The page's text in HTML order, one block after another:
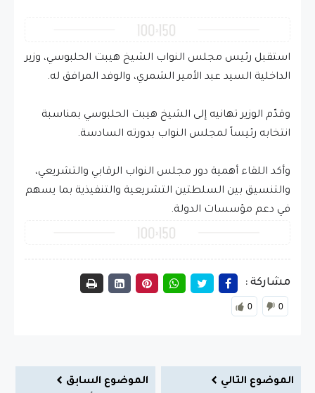
استقبل رئيس مجلس النواب الشيخ هيبت الحلبوسي، وزير
الداخلية السيد عبد الأمير الشمري، والوفد المرافق له.
وقدّم الوزير تهانيه إلى الشيخ هيبت الحلبوسي بمناسبة
انتخابه رئيساً لمجلس النواب بدورته السادسة.
وأكد اللقاء أهمية دور مجلس النواب الرقابي والتشريعي،
والتنسيق بين السلطتين التشريعية والتنفيذية بما يسهم
في دعم مؤسسات الدولة.
مشاركة :
0 0
الموضوع التالي
الموضوع السابق